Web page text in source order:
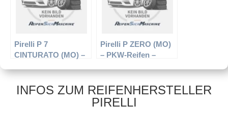
Pirelli P 7
CINTURATO (MO) –
R17 91 W –
Sommerreifen
Pirelli P ZERO (MO)
– PKW-Reifen –
Sommerreifen
INFOS ZUM REIFENHERSTELLER
PIRELLI